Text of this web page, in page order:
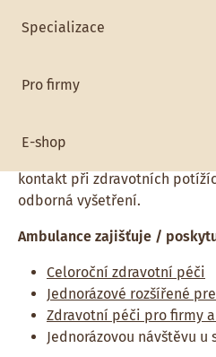
Specializace
Pro firmy
E-shop
Praktický lékař
péči dospělým pacientům,
onemocnění, posuzování
kontakt při zdravotních
odborná vyšetření.
Ambulance zajišťuje /
Celoroční zdravotní péči
Jednorázové rozšířené
Zdravotní péči pro firmy
Jednorázovou návštěvu